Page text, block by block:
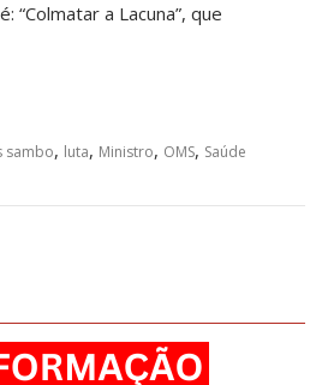
“Colmatar a Lacuna”, que
sambo, luta, Ministro, OMS, Saúde